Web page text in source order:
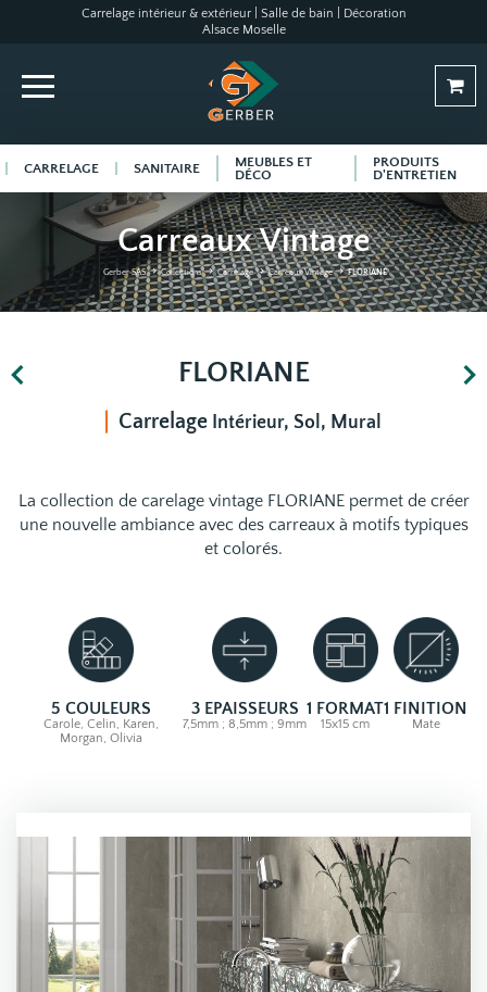
Carrelage intérieur & extérieur | Salle de bain | Décoration
Alsace Moselle
CARRELAGE SANITAIRE
MEUBLES ET
DÉCO
PRODUITS
D'ENTRETIEN
Carreaux Vintage
Gerber SAS Collections Carrelage Carreaux Vintage FLORIANE
FLORIANE
Carrelage Intérieur, Sol, Mural
La collection de carelage vintage FLORIANE permet de créer
une nouvelle ambiance avec des carreaux à motifs typiques
et colorés.
5 COULEURS
Carole, Celin, Karen,
Morgan, Olivia
3 EPAISSEURS
7,5mm ; 8,5mm ; 9mm
1 FORMAT
15x15 cm
1 FINITION
Mate